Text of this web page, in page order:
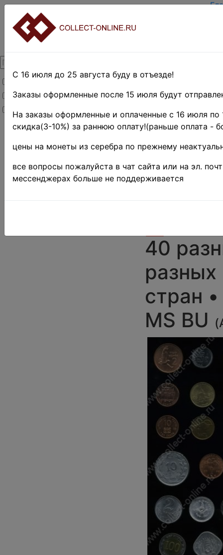
Товары со скидкой
Товары в наличии
Новинки
Главная»
»Монеты»
Иностранные
монеты»
Коллекции и
40
разных
стран
MS BU (
С 16 июля до 25 августа буду в отъезде!
Заказы оформленные после 15 июля будут
На заказы оформленные и оплаченные с 16 июля по
скидка(3-10%) за раннюю оплату!(раньше оплата -
цены на монеты из серебра по прежнему
все вопросы пожалуйста в чат сайта или на эл.
мессенджерах больше не поддерживается